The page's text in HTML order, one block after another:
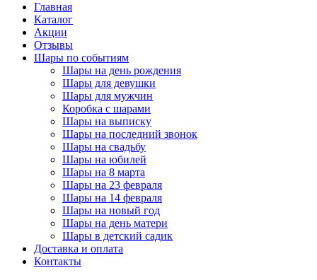
Главная
Каталог
Акции
Отзывы
Шары по событиям
Шары на день рождения
Шары для девушки
Шары для мужчин
Коробка с шарами
Шары на выписку
Шары на последний звонок
Шары на свадьбу
Шары на юбилей
Шары на 8 марта
Шары на 23 февраля
Шары на 14 февраля
Шары на новый год
Шары на день матери
Шары в детский садик
Доставка и оплата
Контакты